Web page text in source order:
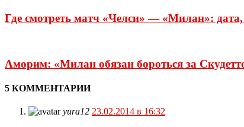
Где смотреть матч «Челси» — «Милан»:
Аморим: «Милан обязан бороться за
5 КОММЕНТАРИИ
yura12 23.02.2014 в 16:32